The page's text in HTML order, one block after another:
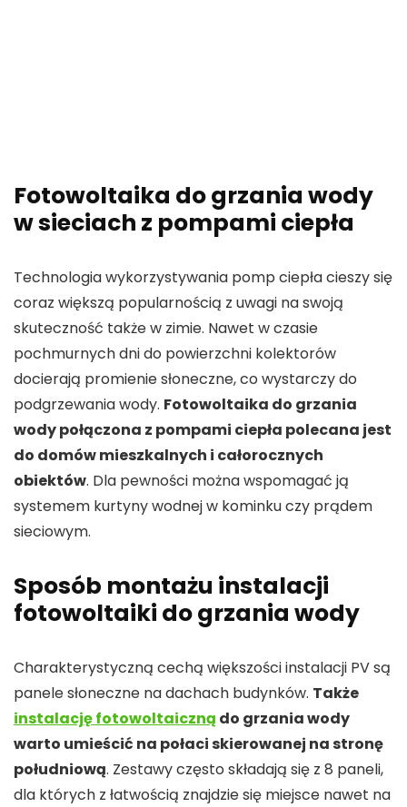
Fotowoltaika do grzania wody
w sieciach z pompami ciepła
Technologia wykorzystywania pomp ciepła cieszy się
coraz większą popularnością z uwagi na swoją
skuteczność także w zimie. Nawet w czasie
pochmurnych dni do powierzchni kolektorów
docierają promienie słoneczne, co wystarczy do
podgrzewania wody. Fotowoltaika do grzania
wody połączona z pompami ciepła polecana jest
do domów mieszkalnych i całorocznych
obiektów. Dla pewności można wspomagać ją
systemem kurtyny wodnej w kominku czy prądem
sieciowym.
Sposób montażu instalacji
fotowoltaiki do grzania wody
Charakterystyczną cechą większości instalacji PV są
panele słoneczne na dachach budynków. Także
instalację fotowoltaiczną do grzania wody
warto umieścić na połaci skierowanej na stronę
południową. Zestawy często składają się z 8 paneli,
dla których z łatwością znajdzie się miejsce nawet na